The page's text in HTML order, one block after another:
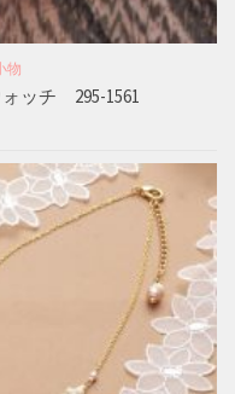
物
ッチ 295-1561